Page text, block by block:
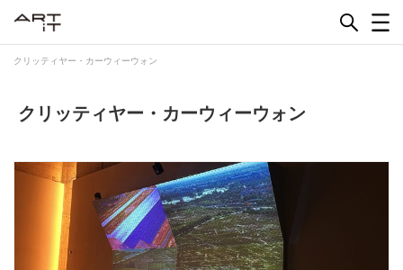
クリッティヤー・カーウィーウォン
クリッティヤー・カーウィーウォン